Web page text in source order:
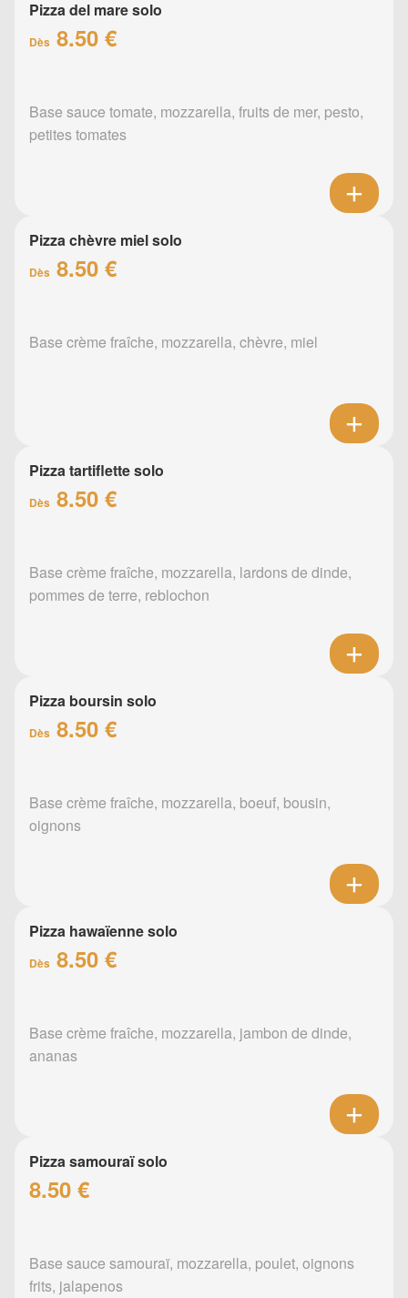
Pizza del mare solo
Dès 8.50 €
Base sauce tomate, mozzarella, fruits de mer, pesto,
petites tomates
Pizza chèvre miel solo
Dès 8.50 €
Base crème fraîche, mozzarella, chèvre, miel
Pizza tartiflette solo
Dès 8.50 €
Base crème fraîche, mozzarella, lardons de dinde,
pommes de terre, reblochon
Pizza boursin solo
Dès 8.50 €
Base crème fraîche, mozzarella, boeuf, bousin,
oignons
Pizza hawaïenne solo
Dès 8.50 €
Base crème fraîche, mozzarella, jambon de dinde,
ananas
Pizza samouraï solo
8.50 €
Base sauce samouraï, mozzarella, poulet, oignons
frits, jalapenos